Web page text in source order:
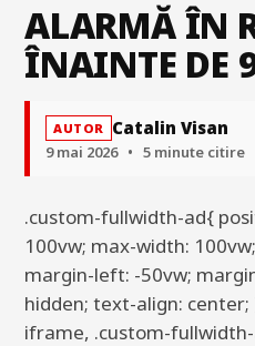
ALARMĂ ÎN
ÎNAINTE DE
AUTOR Catalin Visan
9 mai 2026 • 5 minute citire
.custom-fullwidth-ad{
100vw; max-width:
margin-left: -50vw;
hidden; text-align:
iframe, .custom-